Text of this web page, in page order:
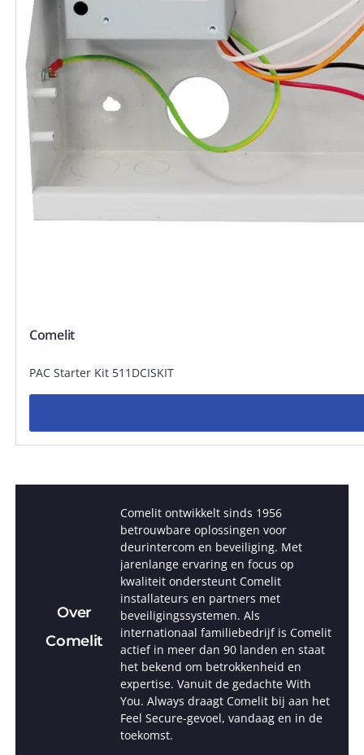
Comelit
PAC Starter Kit 511DCISKIT
Over
Comelit
Comelit ontwikkelt sinds 1956
betrouwbare oplossingen voor
deurintercom en beveiliging. Met
jarenlange ervaring en focus op
kwaliteit ondersteunt Comelit
installateurs en partners met
beveiligingssystemen. Als
internationaal familiebedrijf is Comelit
actief in meer dan 90 landen en staat
het bekend om betrokkenheid en
expertise. Vanuit de gedachte With
You. Always draagt Comelit bij aan het
Feel Secure-gevoel, vandaag en in de
toekomst.